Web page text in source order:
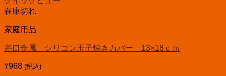
在庫切れ
家庭用品
谷口金属 シリコン玉子焼きカバー 13×18ｃｍ
¥968 (税込)